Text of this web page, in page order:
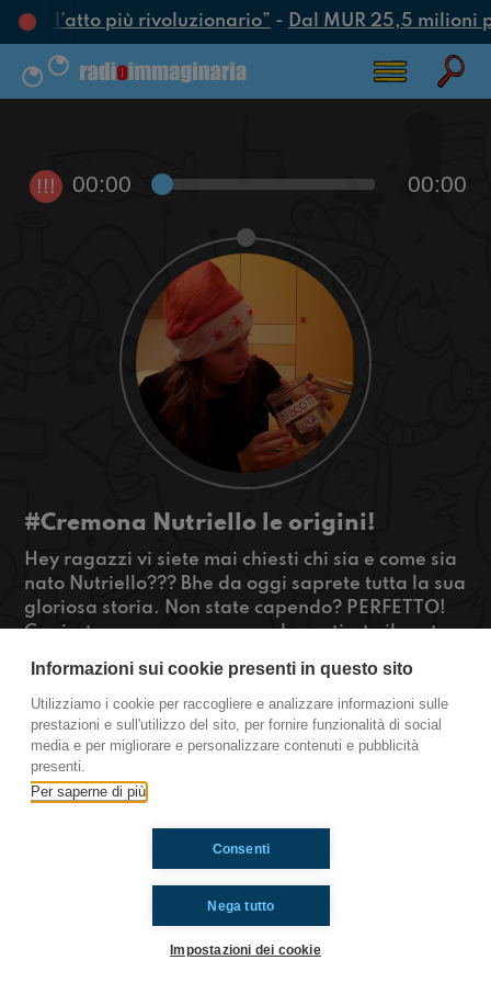
è l’atto più rivoluzionario”-Dal MUR 25,5 milioni
!!! 00:00 00:00
#Cremona Nutriello le origini!
Hey ragazzi vi siete mai chiesti chi sia e come sia
nato Nutriello??? Bhe da oggi saprete tutta la sua
gloriosa storia. Non state capendo? PERFETTO!
Capirete ancora meno quando sentirete il nostro
Ricca di natale, musica e tanto tanto DI-SA-GIO
https://t.me/RI_Cremona
#OkkinSu www.radioimmaginaria.it
Cremona
Ti è piaciuto? Condividilo!
Informazioni sui cookie presenti in questo sito
Utilizziamo i cookie per raccogliere e analizzare informazioni sulle
prestazioni e sull'utilizzo del sito, per fornire funzionalità di social
media e per migliorare e personalizzare contenuti e pubblicità
presenti.
Per saperne di più
Nega tutto
Consenti
Impostazioni dei cookie